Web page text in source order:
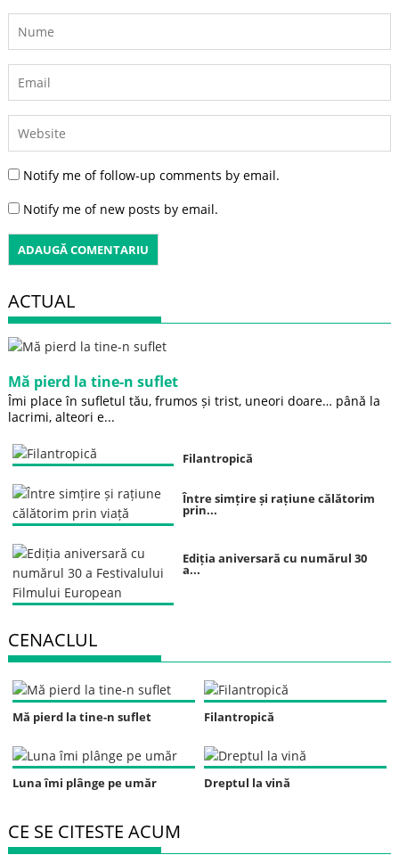
Notify me of follow-up comments by email.
Notify me of new posts by email.
ACTUAL
Mă pierd la tine-n suflet
Îmi place în sufletul tău, frumos și trist, uneori doare… până la
lacrimi, alteori e...
Filantropică
Între simțire și rațiune călătorim
prin...
Ediția aniversară cu numărul 30
a...
CENACLUL
Mă pierd la tine-n suflet Filantropică
Luna îmi plânge pe umăr Dreptul la vină
CE SE CITESTE ACUM